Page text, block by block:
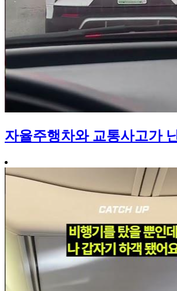
자율주행차와 교통사고가